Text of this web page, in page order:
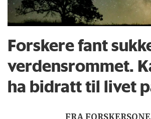
Forskere fant
verdensrommet.
ha bidratt til livet